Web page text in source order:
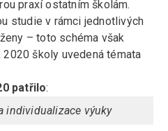
praxí ostatním školám.
studie v rámci jednotlivých
– toto schéma však
školy uvedená témata
patřilo:
individualizace výuky